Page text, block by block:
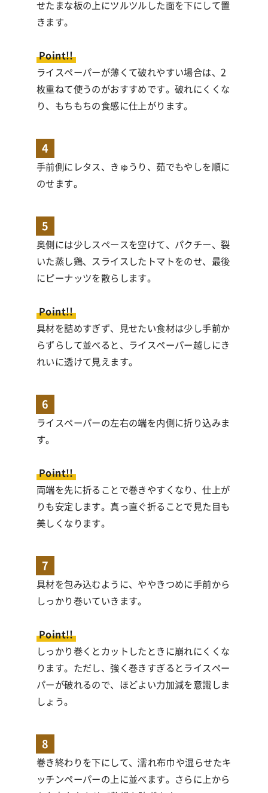
せたまな板の上にツルツルした面を下にして置
きます。
Point!!
ライスペーパーが薄くて破れやすい場合は、2
枚重ねて使うのがおすすめです。破れにくくな
り、もちもちの食感に仕上がります。
4
手前側にレタス、きゅうり、茹でもやしを順に
のせます。
5
奥側には少しスペースを空けて、パクチー、裂
いた蒸し鶏、スライスしたトマトをのせ、最後
にピーナッツを散らします。
Point!!
具材を詰めすぎず、見せたい食材は少し手前か
らずらして並べると、ライスペーパー越しにき
れいに透けて見えます。
6
ライスペーパーの左右の端を内側に折り込みま
す。
Point!!
両端を先に折ることで巻きやすくなり、仕上が
りも安定します。真っ直ぐ折ることで見た目も
美しくなります。
7
具材を包み込むように、ややきつめに手前から
しっかり巻いていきます。
Point!!
しっかり巻くとカットしたときに崩れにくくな
ります。ただし、強く巻きすぎるとライスペー
パーが破れるので、ほどよい力加減を意識しま
しょう。
8
巻き終わりを下にして、濡れ布巾や湿らせたキ
ッチンペーパーの上に並べます。さらに上から